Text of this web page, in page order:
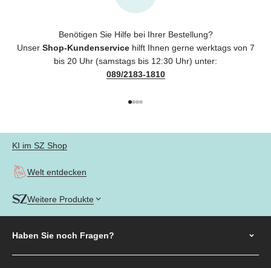
Benötigen Sie Hilfe bei Ihrer Bestellung?
Unser Shop-Kundenservicehilft Ihnen gerne werktags von 7
bis 20 Uhr (samstags bis 12:30 Uhr) unter:
089/2183-1810
KI im SZ Shop
Welt entdecken
Weitere Produkte
Haben Sie noch Fragen?